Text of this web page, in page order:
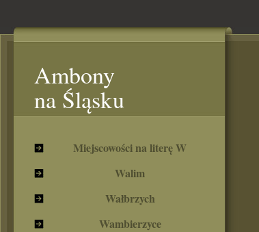
Ambony
na Śląsku
Miejscowości na literę W
Walim
Wałbrzych
Wambierzyce